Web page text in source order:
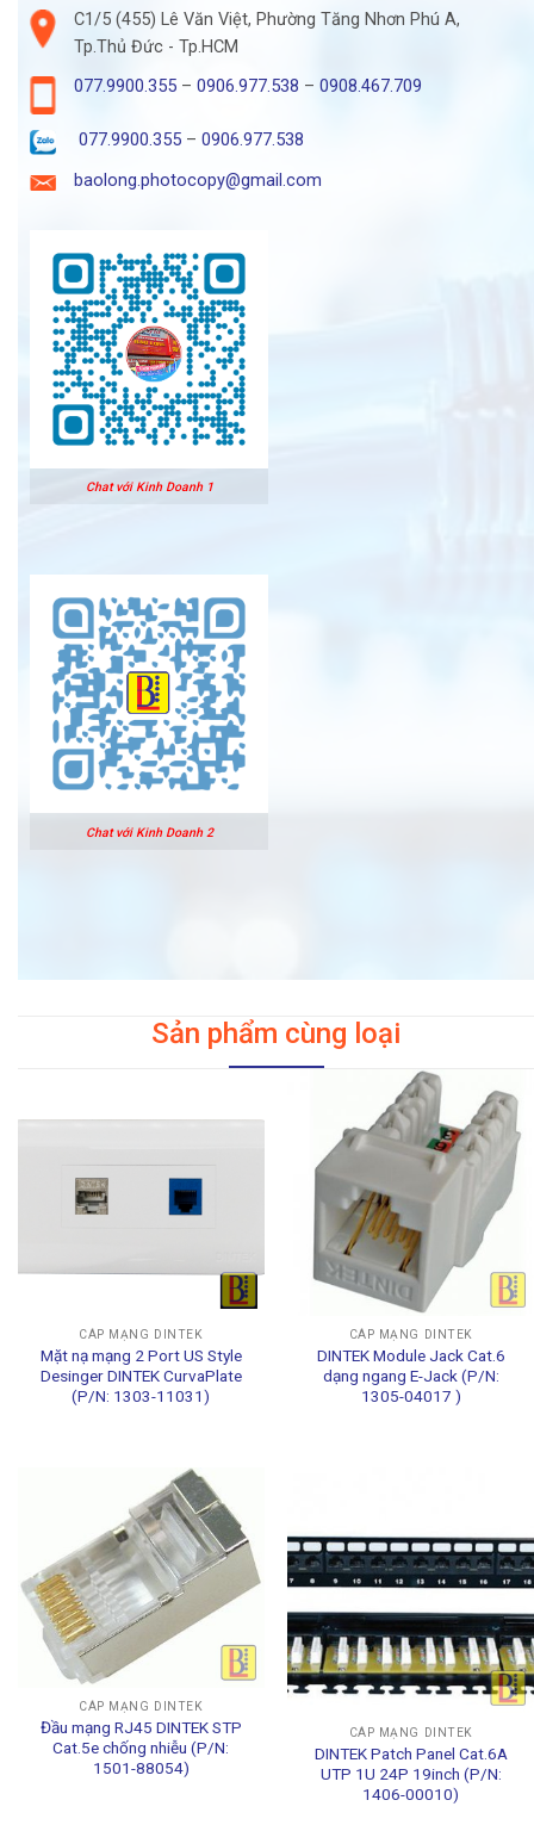
C1/5 (455) Lê Văn Việt, Phường Tăng Nhơn Phú A,
Tp.Thủ Đức - Tp.HCM
077.9900.355– 0906.977.538 – 0908.467.709
077.9900.355– 0906.977.538
baolong.photocopy@gmail.com
Chat với Kinh Doanh 1
Chat với Kinh Doanh 2
Sản phẩm cùng loại
CÁP MẠNG DINTEK
Mặt nạ mạng 2 Port US Style
Desinger DINTEK CurvaPlate
(P/N: 1303-11031)
CÁP MẠNG DINTEK
DINTEK Module Jack Cat.6
dạng ngang E-Jack (P/N:
1305-04017 )
CÁP MẠNG DINTEK
Đầu mạng RJ45 DINTEK STP
Cat.5e chống nhiễu (P/N:
1501-88054)
CÁP MẠNG DINTEK
DINTEK Patch Panel Cat.6A
UTP 1U 24P 19inch (P/N:
1406-00010)